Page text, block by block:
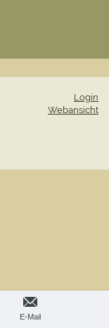
Login
Webansicht
E-Mail